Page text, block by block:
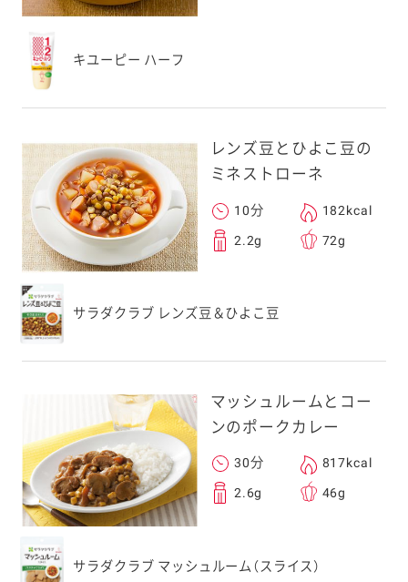
キユーピー ハーフ
レンズ豆とひよこ豆の
ミネストローネ
10分 182kcal
2.2g 72g
サラダクラブ レンズ豆＆ひよこ豆
マッシュルームとコー
ンのポークカレー
30分 817kcal
2.6g 46g
サラダクラブ マッシュルーム（スライス）